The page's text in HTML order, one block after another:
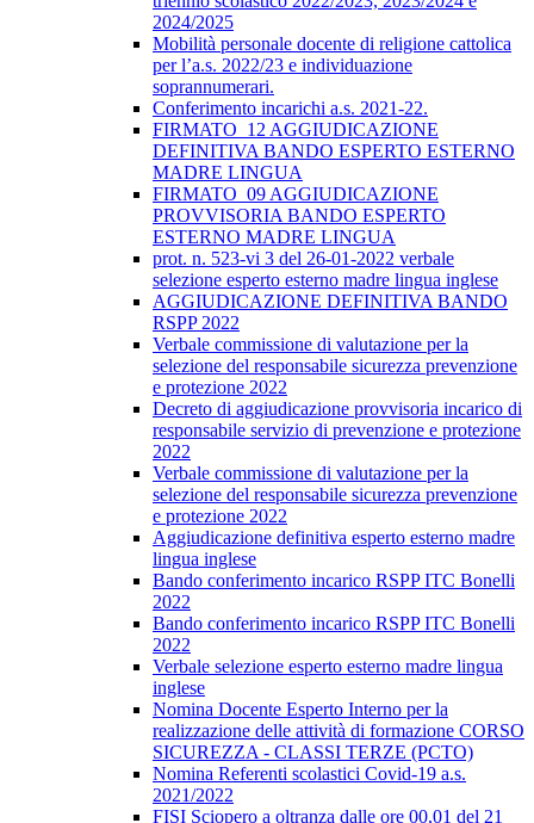
2024/2025
Mobilità personale docente di religione cattolica
per l’a.s. 2022/23 e individuazione
soprannumerari.
Conferimento incarichi a.s. 2021-22.
FIRMATO_12 AGGIUDICAZIONE
DEFINITIVA BANDO ESPERTO ESTERNO
MADRE LINGUA
FIRMATO_09 AGGIUDICAZIONE
PROVVISORIA BANDO ESPERTO
ESTERNO MADRE LINGUA
prot. n. 523-vi 3 del 26-01-2022 verbale
selezione esperto esterno madre lingua inglese
AGGIUDICAZIONE DEFINITIVA BANDO
RSPP 2022
Verbale commissione di valutazione per la
selezione del responsabile sicurezza prevenzione
e protezione 2022
Decreto di aggiudicazione provvisoria incarico di
responsabile servizio di prevenzione e protezione
2022
Verbale commissione di valutazione per la
selezione del responsabile sicurezza prevenzione
e protezione 2022
Aggiudicazione definitiva esperto esterno madre
lingua inglese
Bando conferimento incarico RSPP ITC Bonelli
2022
Bando conferimento incarico RSPP ITC Bonelli
2022
Verbale selezione esperto esterno madre lingua
inglese
Nomina Docente Esperto Interno per la
realizzazione delle attività di formazione CORSO
SICUREZZA - CLASSI TERZE (PCTO)
Nomina Referenti scolastici Covid-19 a.s.
2021/2022
FISI Sciopero a oltranza dalle ore 00,01 del 21